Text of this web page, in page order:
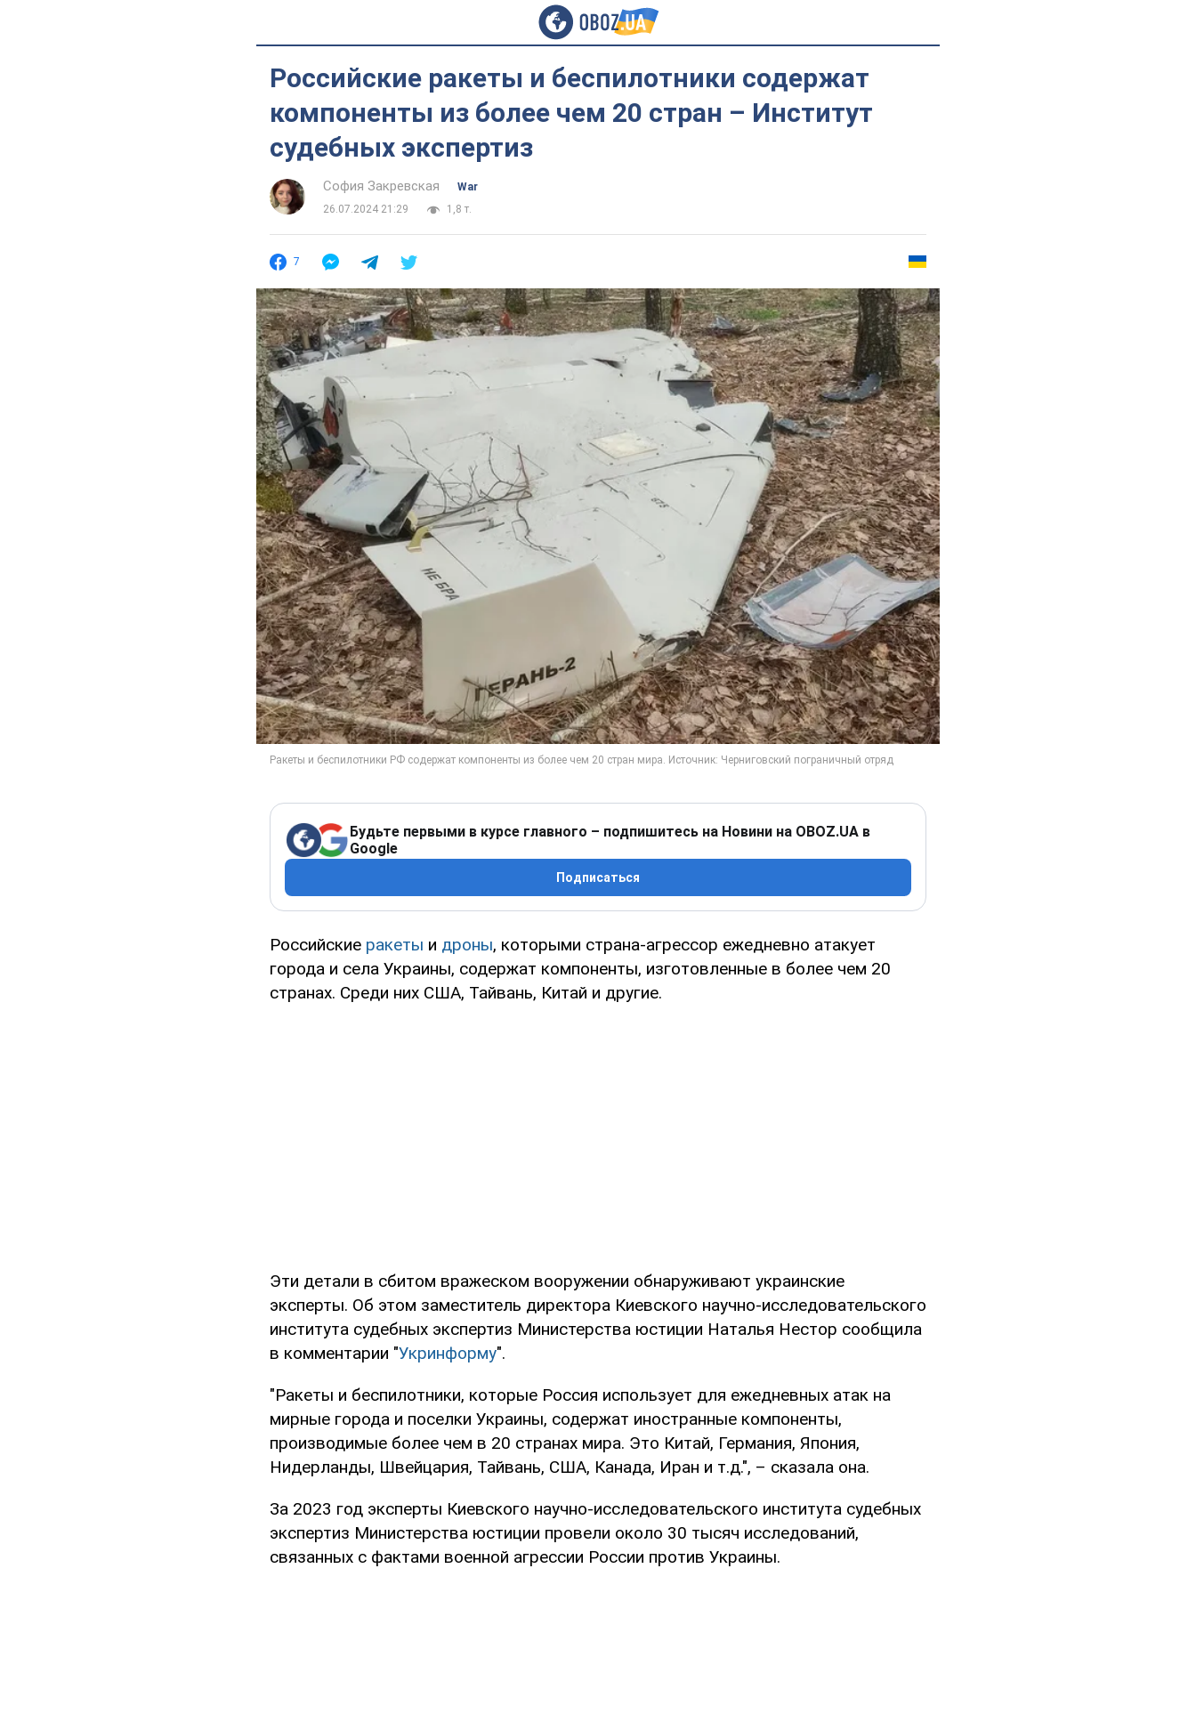
Российские ракеты и беспилотники содержат
компоненты из более чем 20 стран – Институт
судебных экспертиз
София Закревская
War
26.07.2024 21:29
1,8 т.
7
Будьте первыми в курсе главного – подпишитесь на Новини на OBOZ.UA в
Google
Подписаться
Российские ракеты и дроны, которыми страна-агрессор ежедневно атакует
города и села Украины, содержат компоненты, изготовленные в более чем 20
странах. Среди них США, Тайвань, Китай и другие.
Эти детали в сбитом вражеском вооружении обнаруживают украинские
эксперты. Об этом заместитель директора Киевского научно-исследовательского
института судебных экспертиз Министерства юстиции Наталья Нестор сообщила
в комментарии "Укринформу".
"Ракеты и беспилотники, которые Россия использует для ежедневных атак на
мирные города и поселки Украины, содержат иностранные компоненты,
производимые более чем в 20 странах мира. Это Китай, Германия, Япония,
Нидерланды, Швейцария, Тайвань, США, Канада, Иран и т.д.", – сказала она.
За 2023 год эксперты Киевского научно-исследовательского института судебных
экспертиз Министерства юстиции провели около 30 тысяч исследований,
связанных с фактами военной агрессии России против Украины.